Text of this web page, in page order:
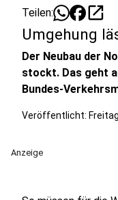
Teilen: open_in_new
Umgehung
Der Neubau der
stockt. Das geht
Bundes-
Veröffentlicht:
Anzeige